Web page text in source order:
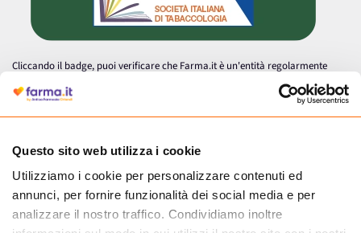
Questo sito web utilizza i cookie
Utilizziamo i cookie per personalizzare contenuti ed
annunci, per fornire funzionalità dei social media e per
analizzare il nostro traffico. Condividiamo inoltre
Cliccando il badge, puoi verificare che Farma.it è un'entità regolarmente
autorizzata dal Ministero della Salute a effettuare la vendita online di
medicinali.